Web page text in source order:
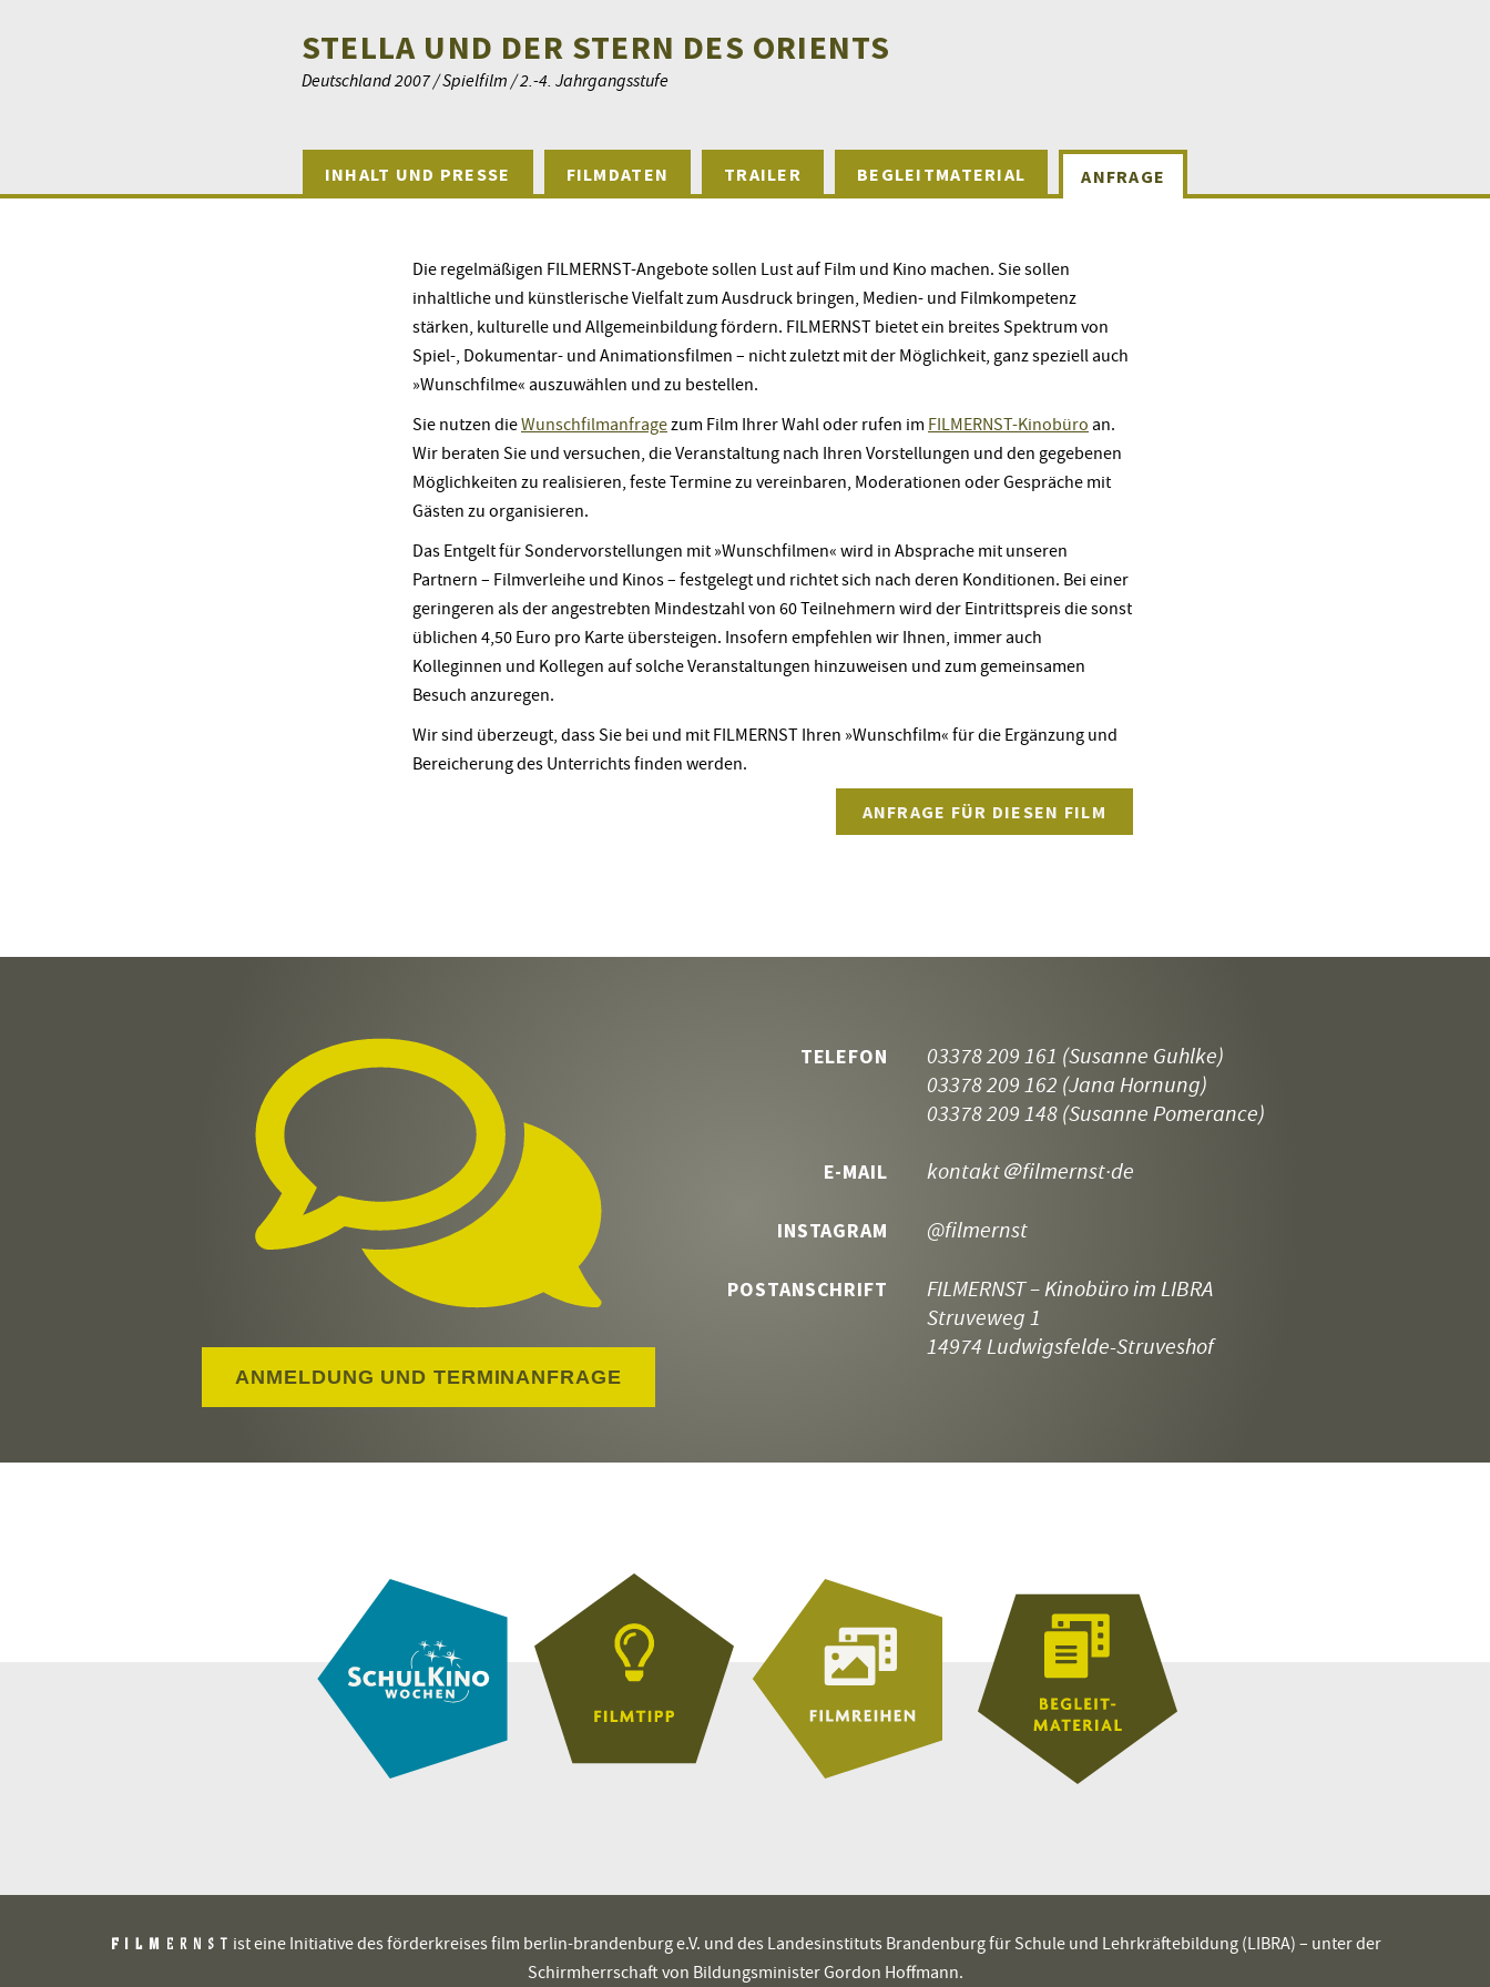
STELLA UND DER STERN DES ORIENTS
Deutschland 2007 / Spielfilm / 2.-4. Jahrgangsstufe
INHALT UND PRESSE FILMDATEN TRAILER BEGLEITMATERIAL ANFRAGE
Die regelmäßigen FILMERNST-Angebote sollen Lust auf Film und Kino machen. Sie sollen
inhaltliche und künstlerische Vielfalt zum Ausdruck bringen, Medien- und Filmkompetenz
stärken, kulturelle und Allgemeinbildung fördern. FILMERNST bietet ein breites Spektrum von
Spiel-, Dokumentar- und Animationsfilmen – nicht zuletzt mit der Möglichkeit, ganz speziell auch
»Wunschfilme« auszuwählen und zu bestellen.
Sie nutzen dieWunschfilmanfragezum Film Ihrer Wahl oder rufen im FILMERNST-Kinobüro an.
Wir beraten Sie und versuchen, die Veranstaltung nach Ihren Vorstellungen und den gegebenen
Möglichkeiten zu realisieren, feste Termine zu vereinbaren, Moderationen oder Gespräche mit
Gästen zu organisieren.
Das Entgelt für Sondervorstellungen mit »Wunschfilmen« wird in Absprache mit unseren
Partnern – Filmverleihe und Kinos – festgelegt und richtet sich nach deren Konditionen. Bei einer
geringeren als der angestrebten Mindestzahl von 60 Teilnehmern wird der Eintrittspreis die sonst
üblichen 4,50 Euro pro Karte übersteigen. Insofern empfehlen wir Ihnen, immer auch
Kolleginnen und Kollegen auf solche Veranstaltungen hinzuweisen und zum gemeinsamen
Besuch anzuregen.
Wir sind überzeugt, dass Sie bei und mit FILMERNST Ihren »Wunschfilm« für die Ergänzung und
Bereicherung des Unterrichts finden werden.
ANFRAGE FÜR DIESEN FILM
ANMELDUNG UND TERMINANFRAGE
TELEFON 03378 209 161 (Susanne Guhlke)
03378 209 162 (Jana Hornung)
03378 209 148(Susanne Pomerance)
E-MAIL kontakt＠filmernst·de
INSTAGRAM @filmernst
POSTANSCHRIFT
FILMERNST – Kinobüro im LIBRA
Struveweg 1
14974 Ludwigsfelde-Struveshof
ist eine Initiative des förderkreises film berlin-brandenburg e.V. und des Landesinstituts Brandenburg für Schule und Lehrkräftebildung (LIBRA) – unter der
Schirmherrschaft von Bildungsminister Gordon Hoffmann.